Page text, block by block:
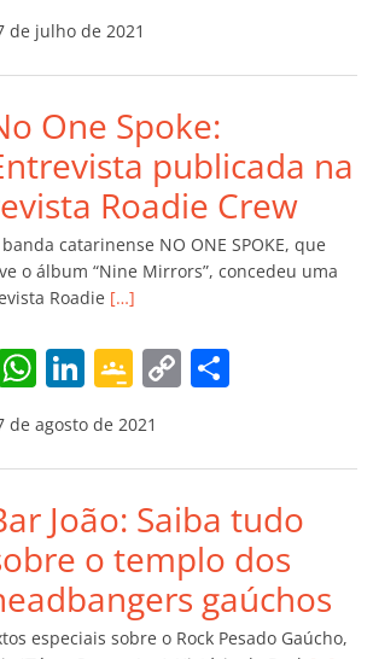
h
at
s
A
p
p
n
k
e
dI
n
o
o
gl
e
Cl
a
ss
ro
o
m
y
Li
n
k
p
til
h
ar
de julho de 2021
One Spoke:
publicada na
Roadie Crew
catarinense NO ONE SPOKE, que
o álbum “Nine Mirrors”, concedeu uma
Roadie […]
W
at
s
A
p
p
Li
n
k
e
dI
n
G
o
o
gl
e
Cl
a
ss
C
y
Li
n
k
p
ar
til
h
ar
de agosto de 2021
João: Saiba tudo
o templo dos
gaúchos
especiais sobre o Rock Pesado Gaúcho,